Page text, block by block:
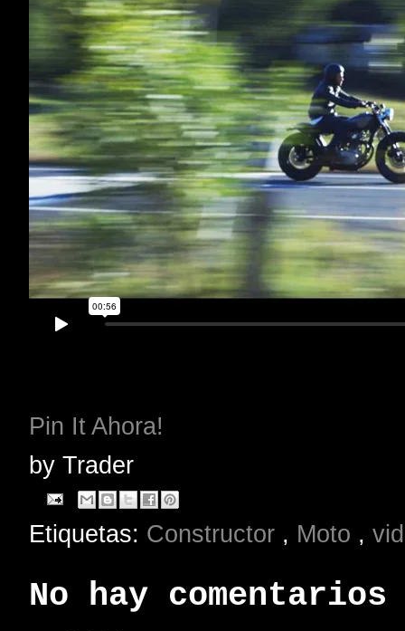
Pin It Ahora!
by Trader
Etiquetas: Constructor , Moto ,
No hay